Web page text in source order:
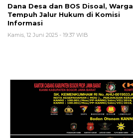
Dana Desa dan BOS Disoal, Warga
Tempuh Jalur Hukum di Komisi
Informasi
Kamis, 12 Juni 2025 - 19:37 WIB